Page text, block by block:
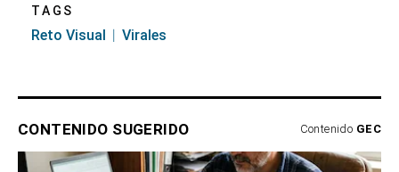
TAGS
Reto Visual Virales
CONTENIDO SUGERIDO Contenido GEC